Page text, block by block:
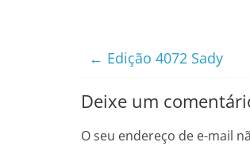
← Edição 4072 Sady
Deixe um
O seu endereço de e-mail